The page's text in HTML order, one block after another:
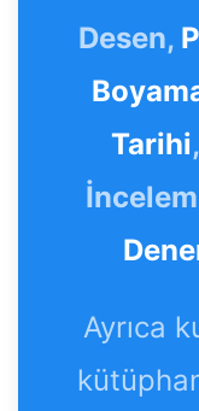
Desen,
Tarihi
Ayrıca